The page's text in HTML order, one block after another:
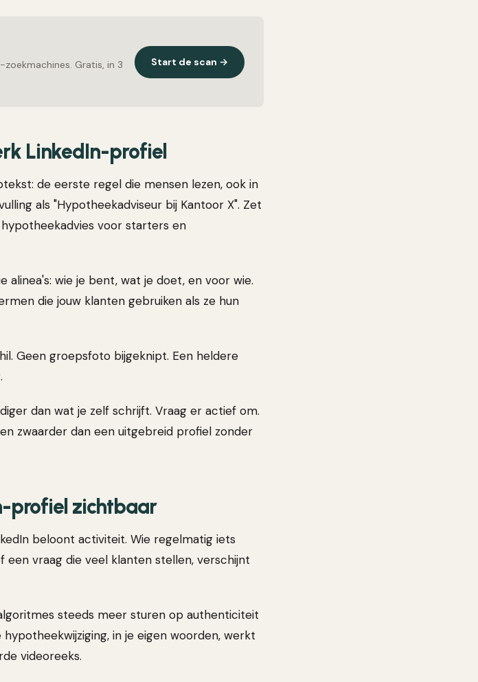
Gratis, in 3
Start de scan →
LinkedIn-profiel
de eerste regel die mensen lezen, ook in
als "Hypotheekadviseur bij Kantoor X". Zet
voor starters en
alinea's: wie je bent, wat je doet, en voor wie.
die jouw klanten gebruiken als ze hun
Geen groepsfoto bijgeknipt. Een heldere
dan wat je zelf schrijft. Vraag er actief om.
zwaarder dan een uitgebreid profiel zonder
profiel zichtbaar
beloont activiteit. Wie regelmatig iets
vraag die veel klanten stellen, verschijnt
steeds meer sturen op authenticiteit
in je eigen woorden, werkt
videoreeks.